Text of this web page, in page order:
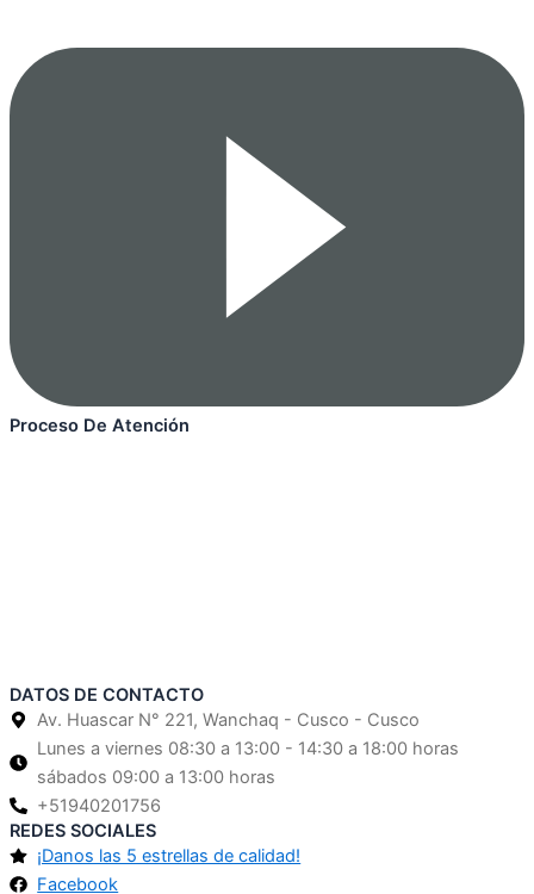
Proceso De Atención
DATOS DE CONTACTO
Av. Huascar N° 221, Wanchaq - Cusco - Cusco
Lunes a viernes 08:30 a 13:00 - 14:30 a 18:00 horas
sábados 09:00 a 13:00 horas
+51940201756
REDES SOCIALES
¡Danos las 5 estrellas de calidad!
Facebook